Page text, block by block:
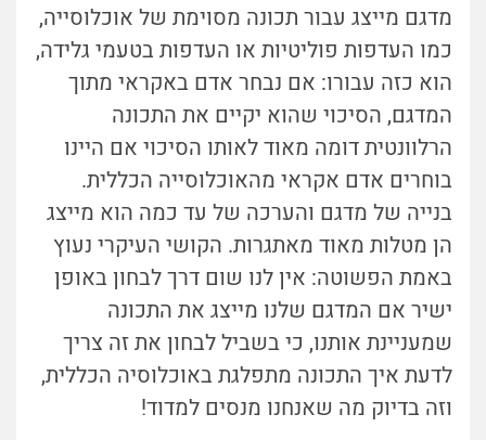
מדגם מייצג עבור תכונה מסוימת של אוכלוסייה,
כמו העדפות פוליטיות או העדפות בטעמי גלידה,
הוא כזה עבורו: אם נבחר אדם באקראי מתוך
המדגם, הסיכוי שהוא יקיים את התכונה
הרלוונטית דומה מאוד לאותו הסיכוי אם היינו
בוחרים אדם אקראי מהאוכלוסייה הכללית.
בנייה של מדגם והערכה של עד כמה הוא מייצג
הן מטלות מאוד מאתגרות. הקושי העיקרי נעוץ
באמת הפשוטה: אין לנו שום דרך לבחון באופן
ישיר אם המדגם שלנו מייצג את התכונה
שמעניינת אותנו, כי בשביל לבחון את זה צריך
לדעת איך התכונה מתפלגת באוכלוסיה הכללית,
וזה בדיוק מה שאנחנו מנסים למדוד!